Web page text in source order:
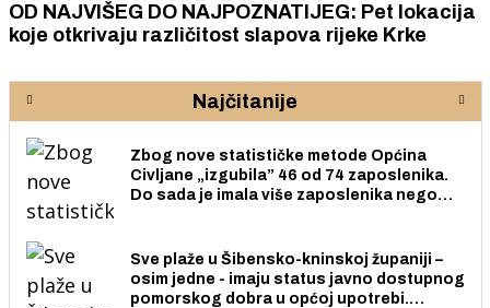
OD NAJVIŠEG DO NAJPOZNATIJEG: Pet lokacija
koje otkrivaju različitost slapova rijeke Krke
Najčitanije
Zbog nove statističke metode Općina
Civljane „izgubila” 46 od 74 zaposlenika.
Do sada je imala više zaposlenika nego
Sve plaže u Šibensko-kninskoj županiji –
osim jedne - imaju status javno dostupnog
pomorskog dobra u općoj upotrebi.